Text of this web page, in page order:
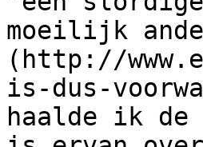
moeilijk
(http://
is-dus-
haalde ik